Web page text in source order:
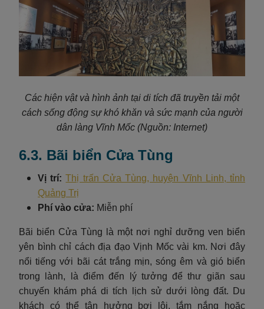
Các hiện vật và hình ảnh tại di tích đã truyền tải một
cách sống động sự khó khăn và sức mạnh của người
dân làng Vĩnh Mốc (Nguồn: Internet)
6.3. Bãi biển Cửa Tùng
Vị trí: Thị trấn Cửa Tùng, huyện Vĩnh Linh, tỉnh
Quảng Trị
Phí vào cửa: Miễn phí
Bãi biển Cửa Tùng là một nơi nghỉ dưỡng ven biển
yên bình chỉ cách địa đạo Vịnh Mốc vài km. Nơi đây
nổi tiếng với bãi cát trắng mịn, sóng êm và gió biển
trong lành, là điểm đến lý tưởng để thư giãn sau
chuyến khám phá di tích lịch sử dưới lòng đất. Du
khách có thể tận hưởng bơi lội, tắm nắng hoặc